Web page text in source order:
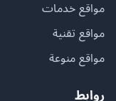
مواقع خدمات
مواقع تقنية
مواقع منوعة
روابط